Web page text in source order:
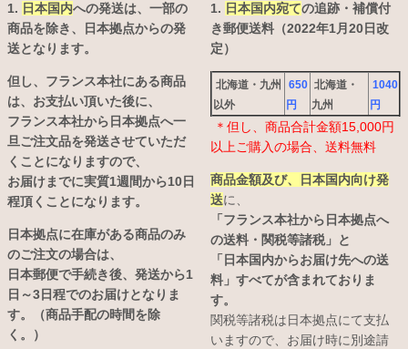
1. 日本国内への発送は、 一部の
商品を除き、日本拠点からの発
送となります。
但し、フランス本社にある商品
は、お支払い頂いた後に、
フランス本社から日本拠点へ一
旦ご注文品を発送させていただ
くことになりますので、
お届けまでに実質1週間から10日
程頂くことになります。
日本拠点に在庫がある商品のみ
のご注文の場合は、
日本郵便で手続き後、発送から1
日～3日程でのお届けとなりま
す。（商品手配の時間を除
く。）
1. 日本国内宛ての追跡・補償付
き郵便送料（2022年1月20日改
定）
北海道・九州
以外
650
円
北海道・
九州
1040
円
＊但し、商品合計金額15,000円
以上ご購入の場合、送料無料
商品金額及び、日本国内向け発
送に、
「フランス本社から日本拠点へ
の送料・関税等諸税」と
「日本国内からお届け先への送
料」すべてが含まれておりま
す。
関税等諸税は日本拠点にて支払
いますので、お届け時に別途請